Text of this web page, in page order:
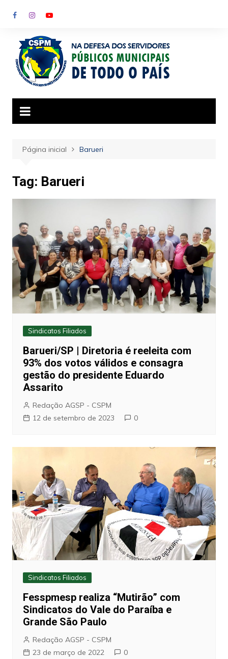
para
conteúdo
Página inicial Barueri
Tag: Barueri
Sindicatos Filiados
Barueri/SP | Diretoria é reeleita com
93% dos votos válidos e consagra
gestão do presidente Eduardo
Assarito
Redação AGSP - CSPM
12 de setembro de 2023
0
Sindicatos Filiados
Fesspmesp realiza “Mutirão” com
Sindicatos do Vale do Paraíba e
Grande São Paulo
Redação AGSP - CSPM
23 de março de 2022
0